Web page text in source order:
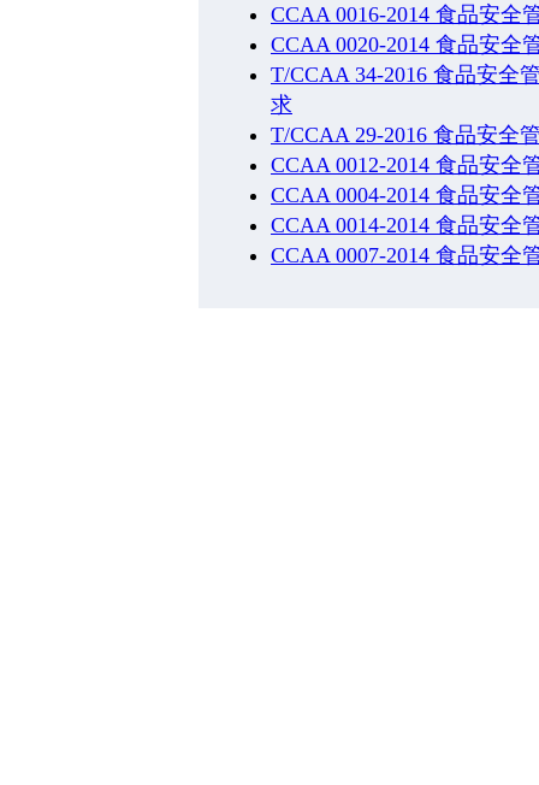
CCAA 0016-2014 食品安全
CCAA 0020-2014 食品安全
T/CCAA 34-2016 食品安全
求
T/CCAA 29-2016 食品安全
CCAA 0012-2014 食品安全
CCAA 0004-2014 食品安全
CCAA 0014-2014 食品安全
CCAA 0007-2014 食品安全